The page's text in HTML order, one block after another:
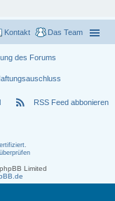
Das Team
Kontakt
des Forums
rss_feed RSS Feed abbonieren
.
Limited